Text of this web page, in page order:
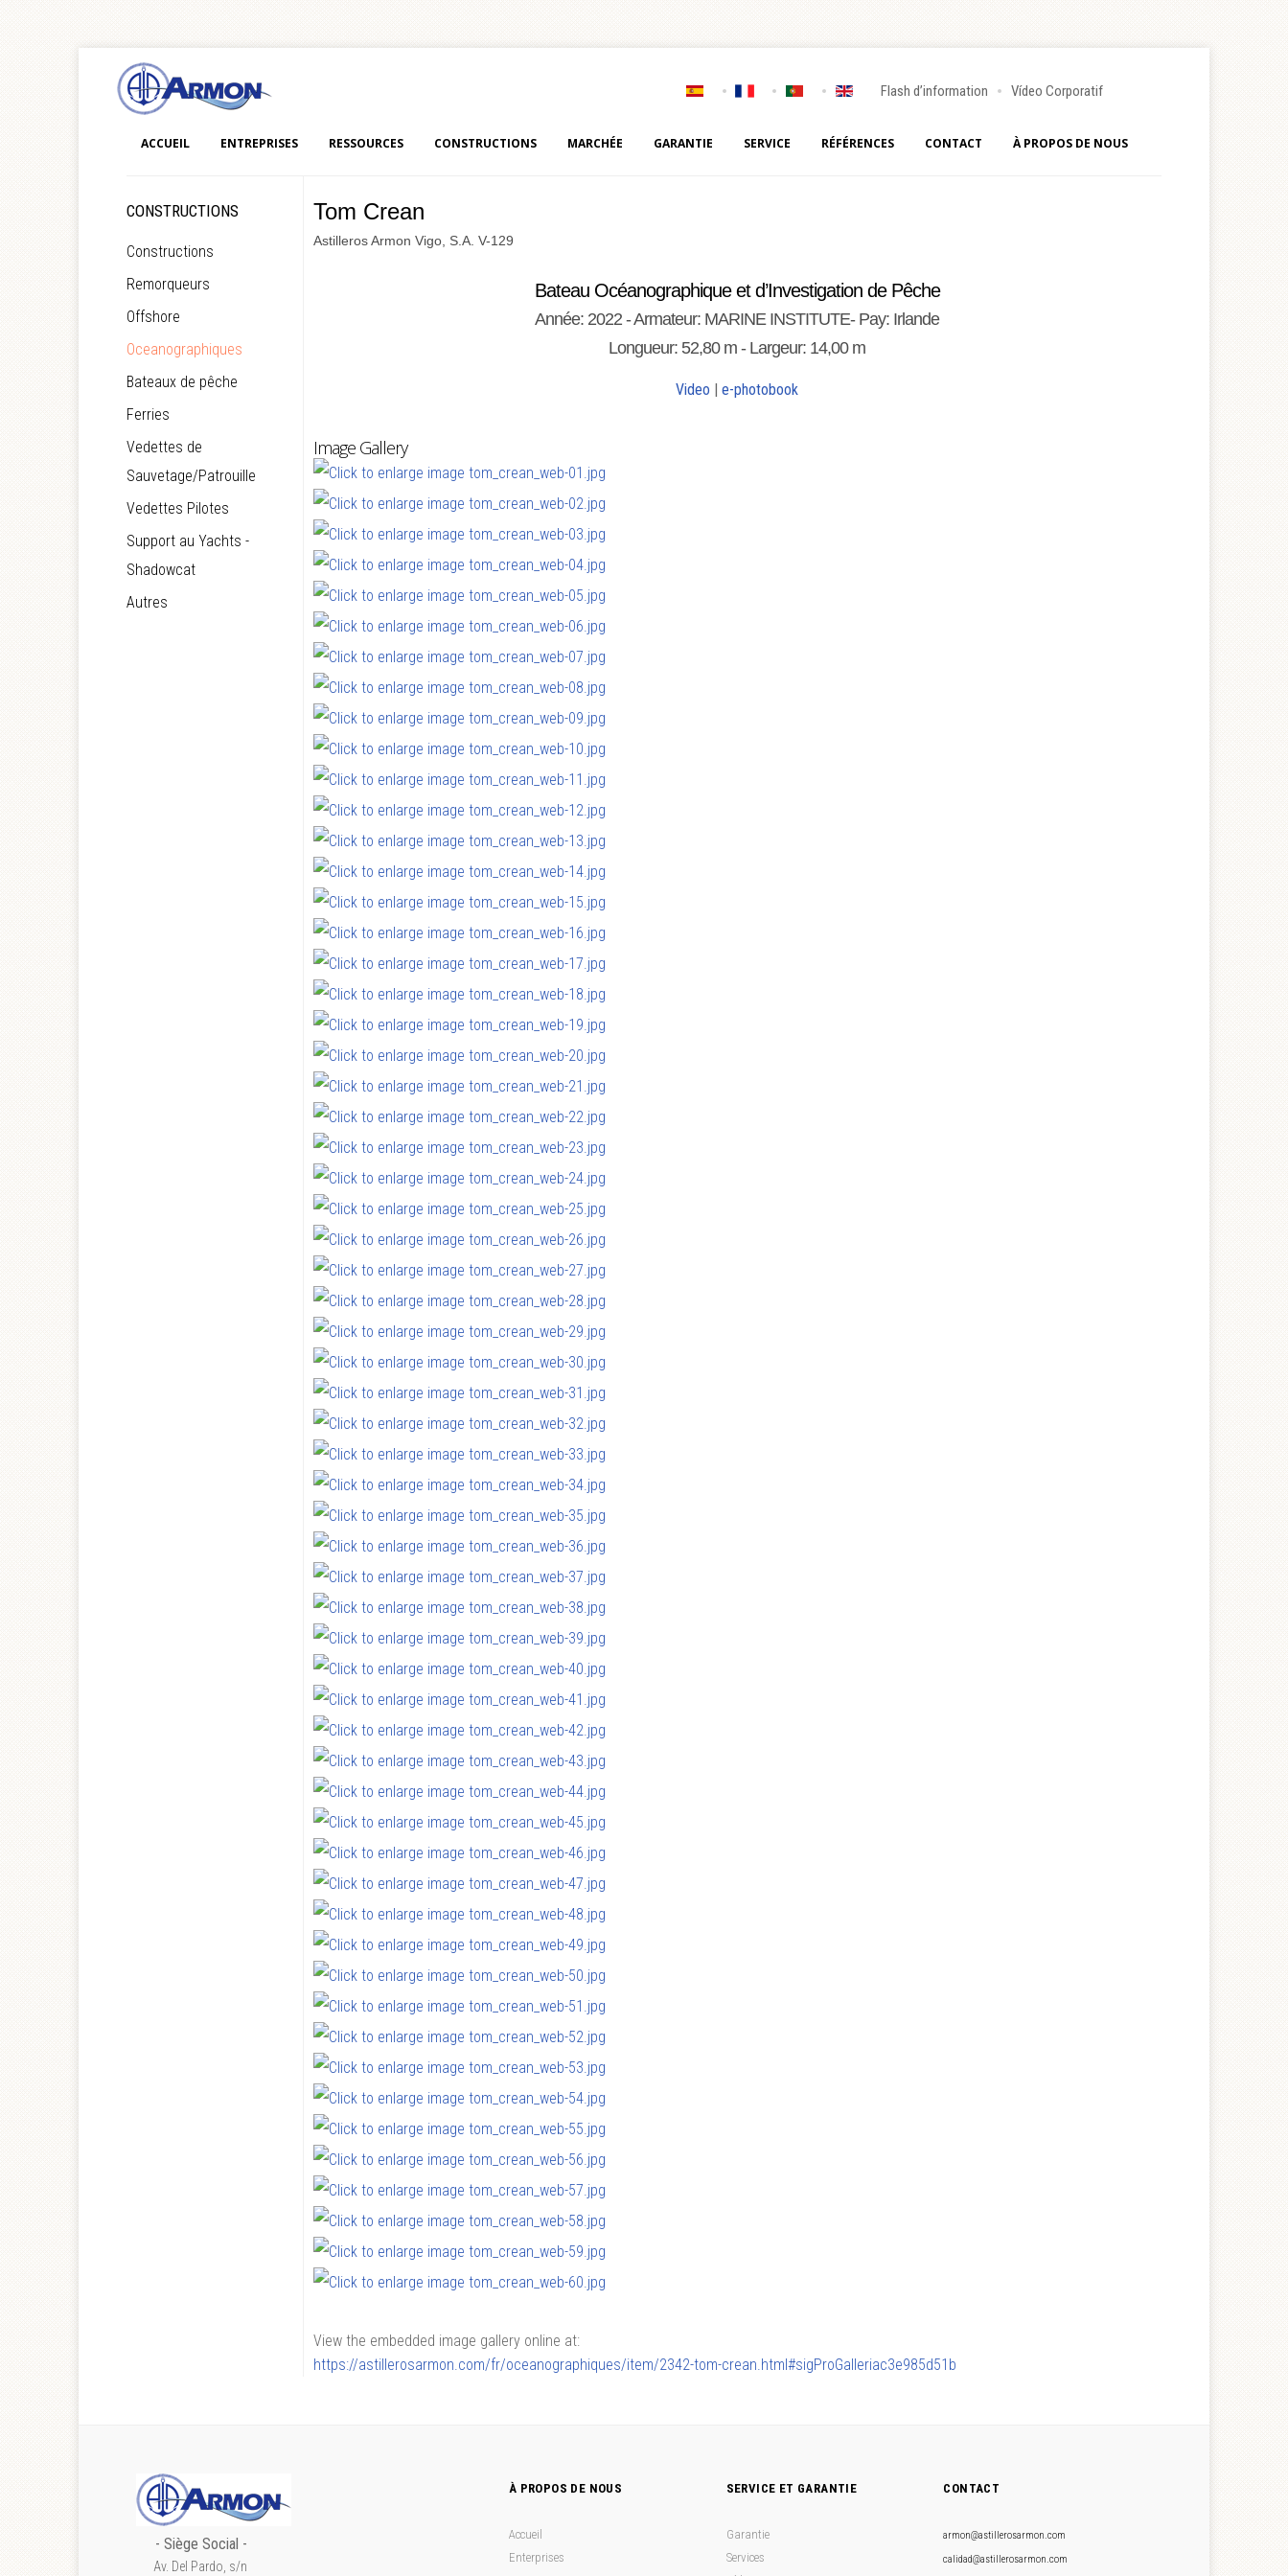
Flash d’information Vídeo Corporatif
ACCUEIL ENTREPRISES RESSOURCES CONSTRUCTIONS MARCHÉE GARANTIE SERVICE RÉFÉRENCES CONTACT À PROPOS DE NOUS
Tom Crean
Astilleros Armon Vigo, S.A. V-129
Bateau Océanographique et d’Investigation de Pêche
Année: 2022 - Armateur: MARINE INSTITUTE- Pay: Irlande
Longueur: 52,80 m - Largeur: 14,00 m
Video |e-photobook
Image Gallery
View the embedded image gallery online at:
https://astillerosarmon.com/fr/oceanographiques/item/2342-tom-crean.html#sigProGalleriac3e985d51b
CONSTRUCTIONS
Constructions
Remorqueurs
Offshore
Oceanographiques
Bateaux de pêche
Ferries
Vedettes de
Sauvetage/Patrouille
Vedettes Pilotes
Support au Yachts -
Shadowcat
Autres
- Siège Social -
Av. Del Pardo, s/n
À PROPOS DE NOUS
Accueil
Enterprises
SERVICE ET GARANTIE
Garantie
Services
CONTACT
armon@astillerosarmon.com
calidad@astillerosarmon.com